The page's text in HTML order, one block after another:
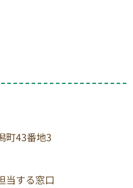
町43番地3
当する窓口